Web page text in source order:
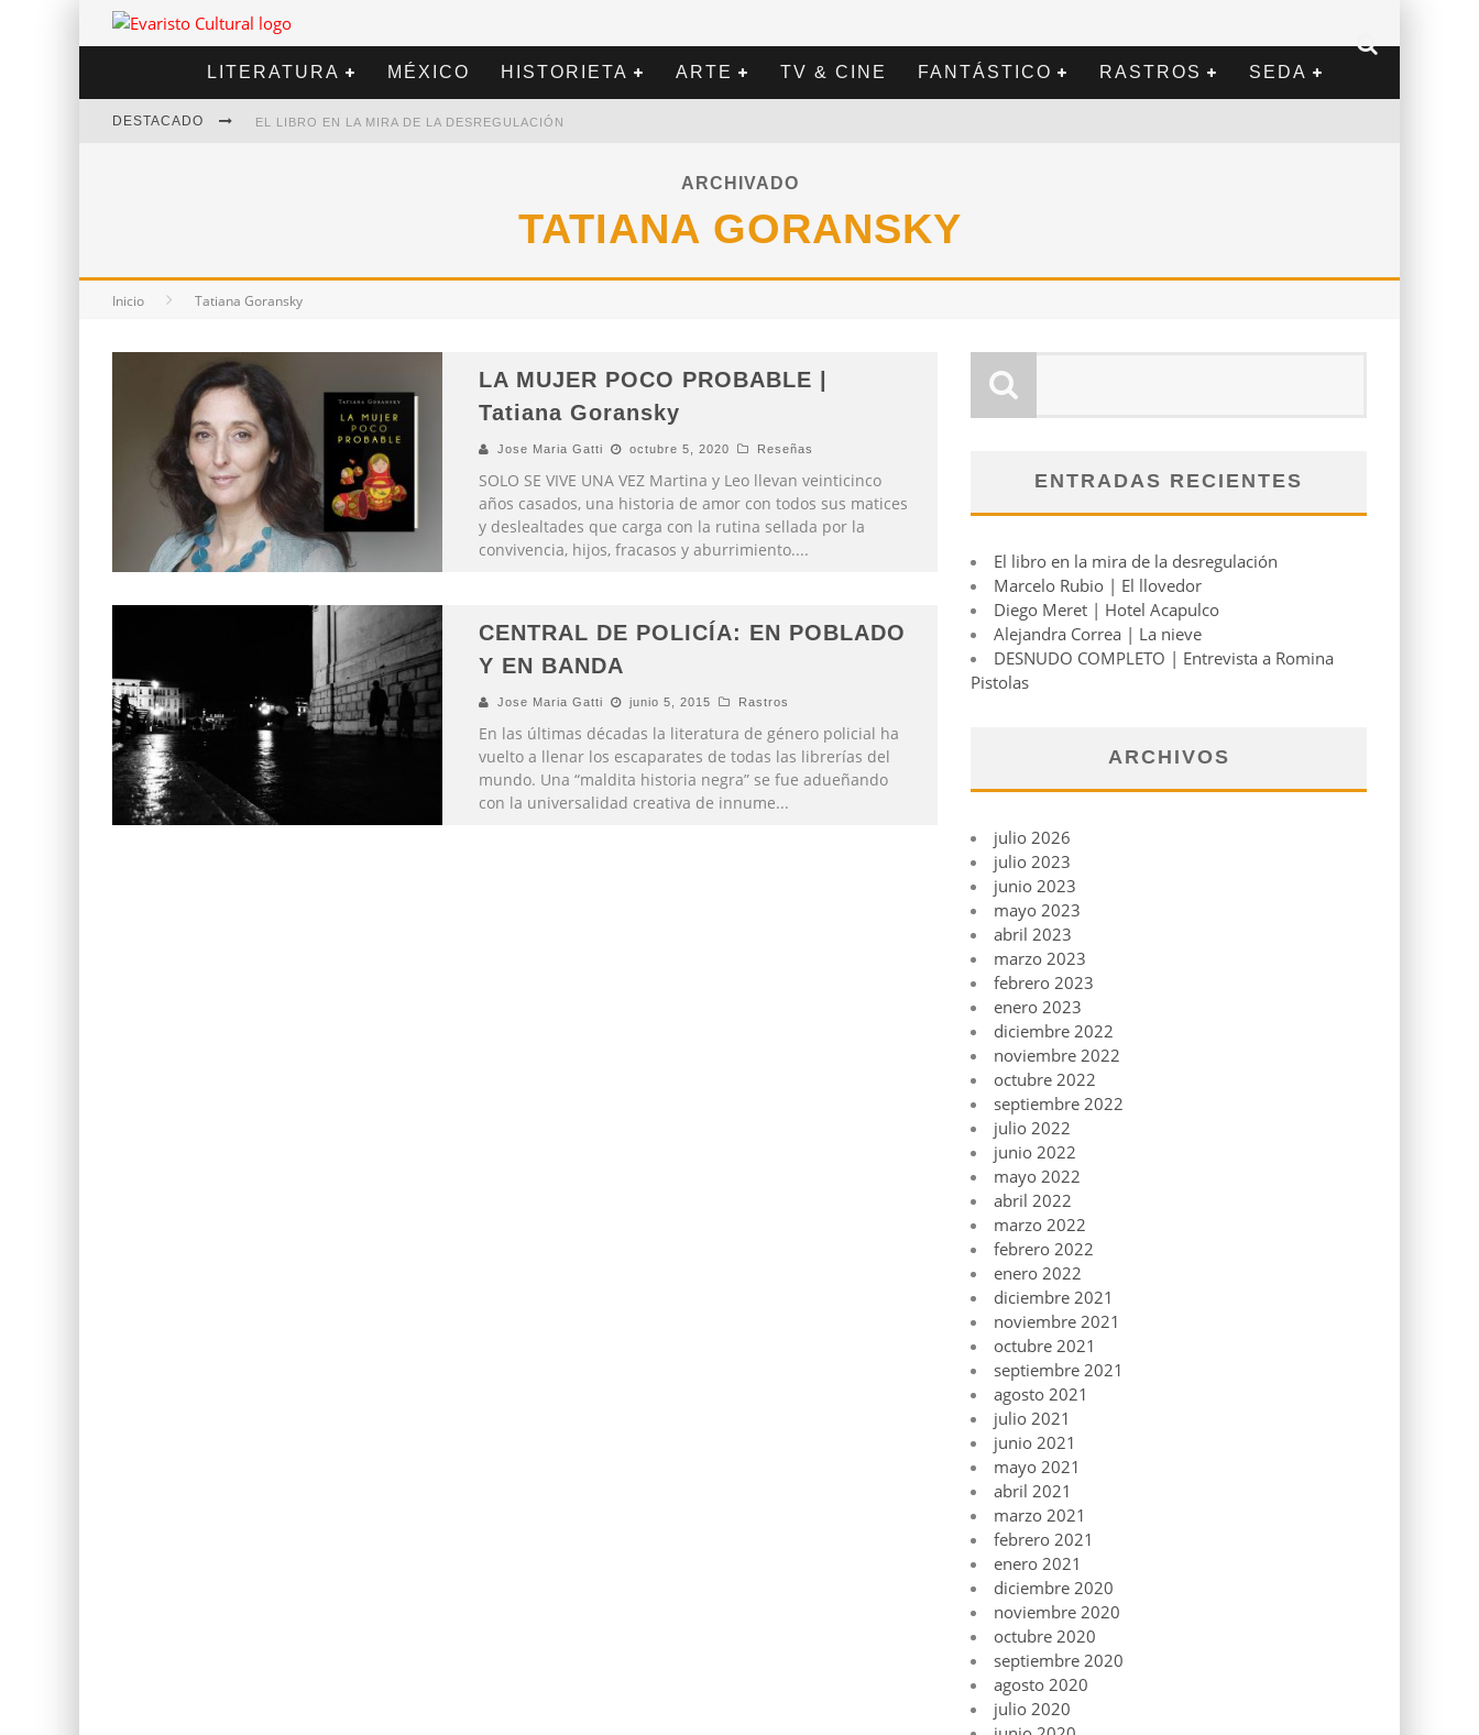
LITERATURA MÉXICO HISTORIETA ARTE TV & CINE FANTÁSTICO RASTROS SEDA
DESTACADO EL LIBRO EN LA MIRA DE LA DESREGULACIÓN
ARCHIVADO
TATIANA GORANSKY
Inicio Tatiana Goransky
LA MUJER POCO PROBABLE |
Tatiana Goransky
Jose Maria Gatti octubre 5, 2020 Reseñas
SOLO SE VIVE UNA VEZ Martina y Leo llevan veinticinco
años casados, una historia de amor con todos sus matices
y deslealtades que carga con la rutina sellada por la
convivencia, hijos, fracasos y aburrimiento....
CENTRAL DE POLICÍA: EN POBLADO
Y EN BANDA
Jose Maria Gatti junio 5, 2015 Rastros
En las últimas décadas la literatura de género policial ha
vuelto a llenar los escaparates de todas las librerías del
mundo. Una “maldita historia negra” se fue adueñando
con la universalidad creativa de innume...
ENTRADAS RECIENTES
El libro en la mira de la desregulación
Marcelo Rubio | El llovedor
Diego Meret | Hotel Acapulco
Alejandra Correa | La nieve
DESNUDO COMPLETO | Entrevista a Romina
Pistolas
ARCHIVOS
julio 2026
julio 2023
junio 2023
mayo 2023
abril 2023
marzo 2023
febrero 2023
enero 2023
diciembre 2022
noviembre 2022
octubre 2022
septiembre 2022
julio 2022
junio 2022
mayo 2022
abril 2022
marzo 2022
febrero 2022
enero 2022
diciembre 2021
noviembre 2021
octubre 2021
septiembre 2021
agosto 2021
julio 2021
junio 2021
mayo 2021
abril 2021
marzo 2021
febrero 2021
enero 2021
diciembre 2020
noviembre 2020
octubre 2020
septiembre 2020
agosto 2020
julio 2020